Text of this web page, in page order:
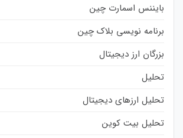
بایننس اسمارت چین
برنامه نویسی بلاک چین
بزرگان ارز دیجیتال
تحلیل
تحلیل ارزهای دیجیتال
تحلیل بیت کوین